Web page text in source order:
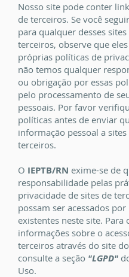
Nosso site pode conter
de terceiros. Se você
para qualquer desses sites
terceiros, observe que
próprias políticas de
não temos qualquer
ou obrigação por essas
pelo processamento de
pessoais. Por favor
políticas antes de enviar
informação pessoal a sites
terceiros.
O IEPTB/RN exime-se de
responsabilidade pelas
privacidade de sites de
possam ser acessados
existentes neste site. Para
informações sobre o
terceiros através do site do
consulte a seção "LGPD"
Uso.